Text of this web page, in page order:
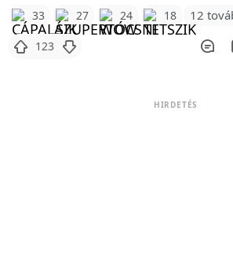
33 27 24 18 12
123
HIRDETÉS